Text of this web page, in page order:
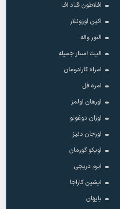
افلاطون قباد اف
اکین اوزونلار
النور واله
الیت استار جمیله
امراه کارادومان
امره فل
اورهان اولمز
اوزان دوغولو
اوزجان دنیز
اویکو گورمان
ایرم دریجی
ایشین کاراجا
بایهان